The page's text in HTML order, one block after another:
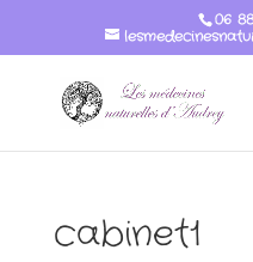
06
cabinet1